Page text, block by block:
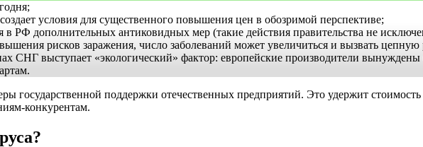
условия для существенного повышения цен в обозримой перспективе;
в РФ дополнительных антиковидных мер (такие действия правительства не
рисков заражения, число заболеваний может увеличиться и вызвать
СНГ выступает «экологический» фактор: европейские производители
государственной поддержки отечественных предприятий. Это удержит
конкурентам.